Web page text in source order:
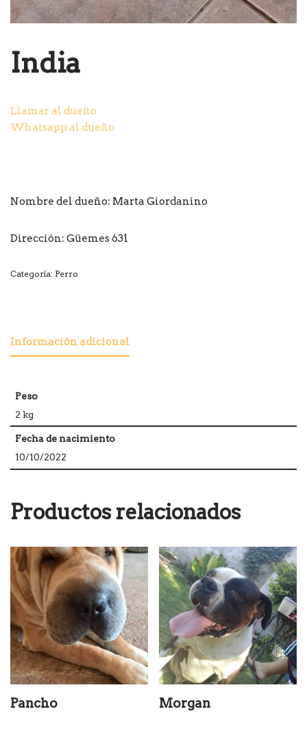
India
Llamar al dueño
Whatsapp al dueño
Nombre del dueño: Marta Giordanino
Dirección: Güemes 631
Categoría: Perro
Información adicional
Peso
2 kg
Fecha de nacimiento
10/10/2022
Productos relacionados
Pancho Morgan